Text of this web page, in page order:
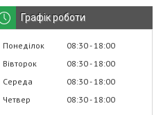
Графік роботи
Понеділок 08:30 18:00
Вівторок
08:30 18:00
Середа
08:30 18:00
Четвер
08:30 18:00